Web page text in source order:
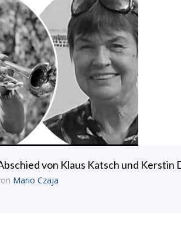
von Klaus Katsch und Kerstin
Mario Czaja